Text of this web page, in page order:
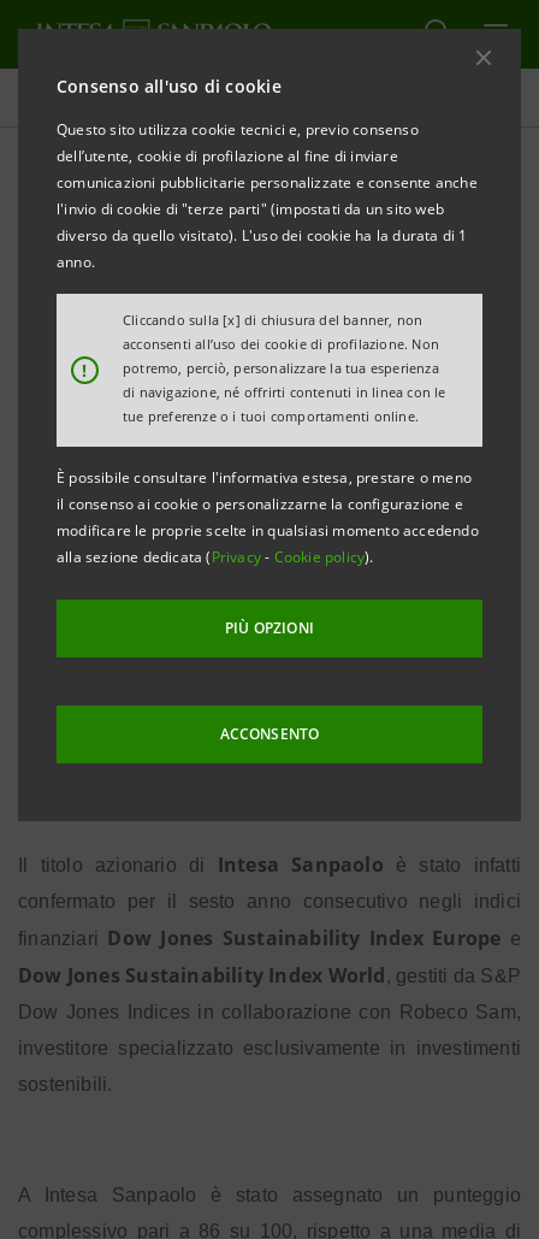
Consenso all'uso di cookie
Questo sito utilizza cookie tecnici e, previo consenso
dell’utente, cookie di profilazione al fine di inviare
comunicazioni pubblicitarie personalizzate e consente anche
l'invio di cookie di "terze parti" (impostati da un sito web
diverso da quello visitato). L'uso dei cookie ha la durata di 1
anno.
!
Cliccando sulla [x] di chiusura del banner, non
acconsenti all’uso dei cookie di profilazione. Non
potremo, perciò, personalizzare la tua esperienza
di navigazione, né offrirti contenuti in linea con le
tue preferenze o i tuoi comportamenti online.
È possibile consultare l'informativa estesa, prestare o meno
il consenso ai cookie o personalizzarne la configurazione e
modificare le proprie scelte in qualsiasi momento accedendo
alla sezione dedicata (Privacy- Cookie policy).
PIÙ OPZIONI
ACCONSENTO
Comunicati stampa
STAMPA AGGIORNA
INTESA SANPAOLO CONFERMATA NEI “DOW
SUSTAINABILITY INDICES”
impegno del Gruppo in materia di sostenibilità
economica, sociale e ambientale
Il titolo azionario di Intesa Sanpaolo
è stato infatti
confermato per il sesto anno consecutivo negli indici
finanziari Dow Jones Sustainability Index Europe e
Dow Jones Sustainability Index World , gestiti da S&P
Dow Jones Indices in collaborazione con Robeco Sam,
investitore specializzato esclusivamente in investimenti
sostenibili.
A Intesa Sanpaolo è stato assegnato un punteggio
complessivo pari a 86 su 100, rispetto a una media di